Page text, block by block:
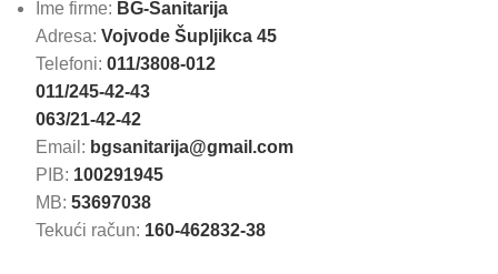
Ime firme: BG-Sanitarija
Adresa: Vojvode Šupljikca 45
Telefoni: 011/3808-012
011/245-42-43
063/21-42-42
Email: bgsanitarija@gmail.com
PIB: 100291945
MB: 53697038
Tekući račun: 160-462832-38